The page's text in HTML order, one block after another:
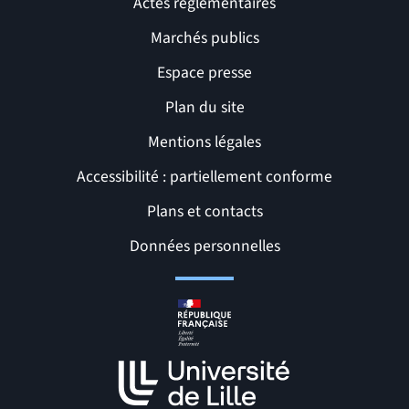
Liens et pages utiles
Marchés publics
Espace presse
Plan du site
Mentions légales
Accessibilité : partiellement conforme
Plans et contacts
Données personnelles